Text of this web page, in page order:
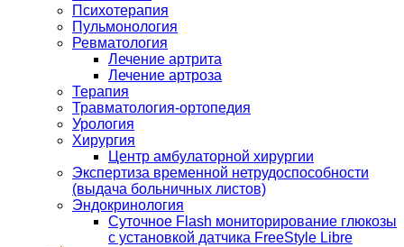
Психотерапия
Пульмонология
Ревматология
Лечение артрита
Лечение артроза
Терапия
Травматология-ортопедия
Урология
Хирургия
Центр амбулаторной хирургии
Экспертиза временной нетрудоспособности
(выдача больничных листов)
Эндокринология
Суточное Flash мониторирование глюкозы
с установкой датчика FreeStyle Libre